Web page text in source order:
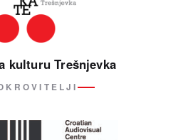
kulturu Trešnjevka